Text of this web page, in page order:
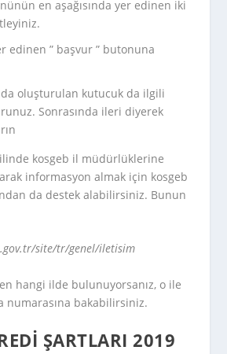
en aşağısında yer edinen iki
edinen ” başvur ” butonuna
oluşturulan kutucuk da ilgili
Sonrasında ileri diyerek
kosgeb il müdürlüklerine
informasyon almak için kosgeb
da destek alabilirsiniz. Bunun
site/tr/genel/iletisim
hangi ilde bulunuyorsanız, o ile
numarasına bakabilirsiniz.
ŞARTLARI 2019